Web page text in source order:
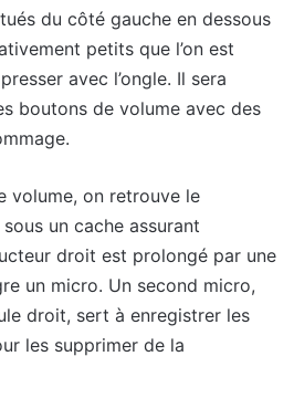
du côté gauche en dessous
petits que l’on est
avec l’ongle. Il sera
boutons de volume avec des
volume, on retrouve le
un cache assurant
droit est prolongé par une
un micro. Un second micro,
droit, sert à enregistrer les
les supprimer de la